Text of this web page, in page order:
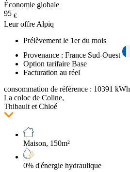
Économie globale
95 €
Leur offre Alpiq
Prélèvement le 1er du mois
Provenance : France Sud-Ouest
Option tarifaire Base
Facturation au réel
consommation de référence : 10391 kWh
La coloc de Coline,
Thibault et Chloé
Maison, 150m²
0% d'énergie hydraulique